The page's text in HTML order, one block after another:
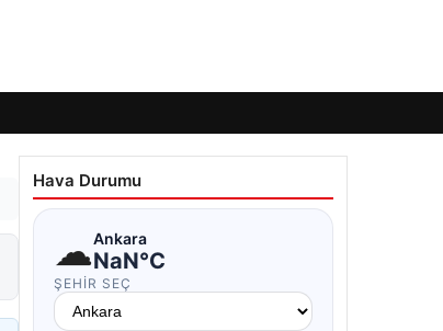
Hava Durumu
☁Ankara
NaN°C
ŞEHIR SEÇ